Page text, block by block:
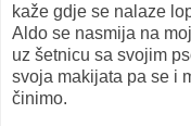
kaže gdje se nalaze
Aldo se nasmija na
uz šetnicu sa svojim
svoja makijata pa se i
činimo.